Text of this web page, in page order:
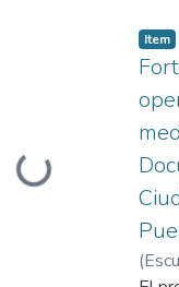
del
Al
de
Loading...
Item
Item,
(